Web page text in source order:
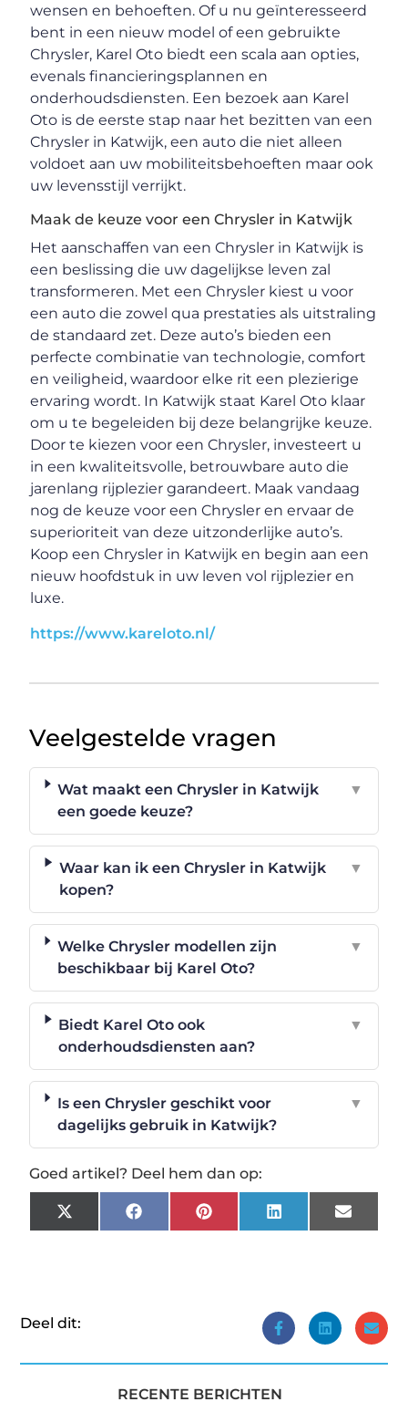
wensen en behoeften. Of u nu geïnteresseerd
bent in een nieuw model of een gebruikte
Chrysler, Karel Oto biedt een scala aan opties,
evenals financieringsplannen en
onderhoudsdiensten. Een bezoek aan Karel
Oto is de eerste stap naar het bezitten van een
Chrysler in Katwijk, een auto die niet alleen
voldoet aan uw mobiliteitsbehoeften maar ook
uw levensstijl verrijkt.
Maak de keuze voor een Chrysler in Katwijk
Het aanschaffen van een Chrysler in Katwijk is
een beslissing die uw dagelijkse leven zal
transformeren. Met een Chrysler kiest u voor
een auto die zowel qua prestaties als uitstraling
de standaard zet. Deze auto’s bieden een
perfecte combinatie van technologie, comfort
en veiligheid, waardoor elke rit een plezierige
ervaring wordt. In Katwijk staat Karel Oto klaar
om u te begeleiden bij deze belangrijke keuze.
Door te kiezen voor een Chrysler, investeert u
in een kwaliteitsvolle, betrouwbare auto die
jarenlang rijplezier garandeert. Maak vandaag
nog de keuze voor een Chrysler en ervaar de
superioriteit van deze uitzonderlijke auto’s.
Koop een Chrysler in Katwijk en begin aan een
nieuw hoofdstuk in uw leven vol rijplezier en
luxe.
https://www.kareloto.nl/
Veelgestelde vragen
Wat maakt een Chrysler in Katwijk
een goede keuze?
▼
Waar kan ik een Chrysler in Katwijk
kopen?
▼
Welke Chrysler modellen zijn
beschikbaar bij Karel Oto?
▼
Biedt Karel Oto ook
onderhoudsdiensten aan?
▼
Is een Chrysler geschikt voor
dagelijks gebruik in Katwijk?
▼
Goed artikel? Deel hem dan op:
X
(Twitter)
FacebookPinterestLinkedInEmail
Deel dit:
RECENTE BERICHTEN